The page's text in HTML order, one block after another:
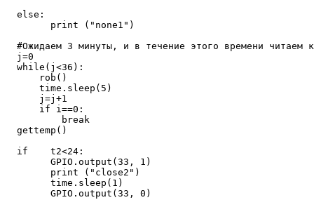
  else:
        print ("none1")
#Ожидаем 3 минуты, и в течение этого времени читаем
  j=0
  while(j<36):
      rob()
      time.sleep(5)
      j=j+1
      if i==0:
          break
  gettemp()
  if    t2<24:
        GPIO.output(33, 1)
        print ("close2")
        time.sleep(1)
        GPIO.output(33, 0)